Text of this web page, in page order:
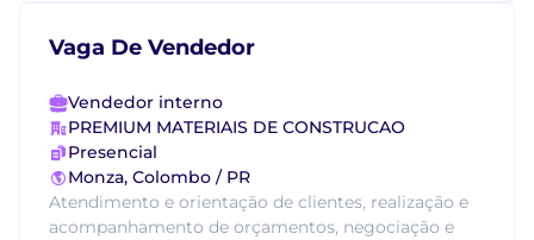
Vaga De Vendedor
Vendedor interno
PREMIUM MATERIAIS DE CONSTRUCAO
Presencial
Monza, Colombo / PR
Atendimento e orientação de clientes, realização e
acompanhamento de orçamentos, negociação e